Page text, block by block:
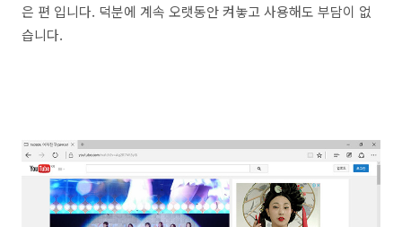
은 편 입니다. 덕분에 계속 오랫동안 켜놓고 사용해도 부담이 없
습니다.